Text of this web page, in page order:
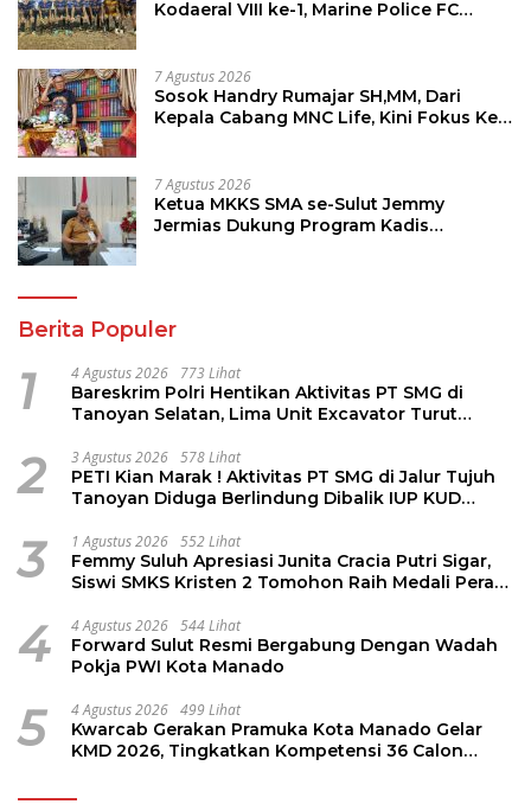
Kodaeral VIII ke-1, Marine Police FC
7 Agustus 2026
Sosok Handry Rumajar SH,MM, Dari
Kepala Cabang MNC Life, Kini Fokus Ke
7 Agustus 2026
Ketua MKKS SMA se-Sulut Jemmy
Jermias Dukung Program Kadis
Berita Populer
1 4 Agustus 2026 773 Lihat
Bareskrim Polri Hentikan Aktivitas PT SMG di
Tanoyan Selatan, Lima Unit Excavator Turut
2 3 Agustus 2026 578 Lihat
PETI Kian Marak ! Aktivitas PT SMG di Jalur Tujuh
Tanoyan Diduga Berlindung Dibalik IUP KUD
3 1 Agustus 2026 552 Lihat
Femmy Suluh Apresiasi Junita Cracia Putri Sigar,
Siswi SMKS Kristen 2 Tomohon Raih Medali Perak
4 4 Agustus 2026 544 Lihat
Forward Sulut Resmi Bergabung Dengan Wadah
Pokja PWI Kota Manado
5 4 Agustus 2026 499 Lihat
Kwarcab Gerakan Pramuka Kota Manado Gelar
KMD 2026, Tingkatkan Kompetensi 36 Calon